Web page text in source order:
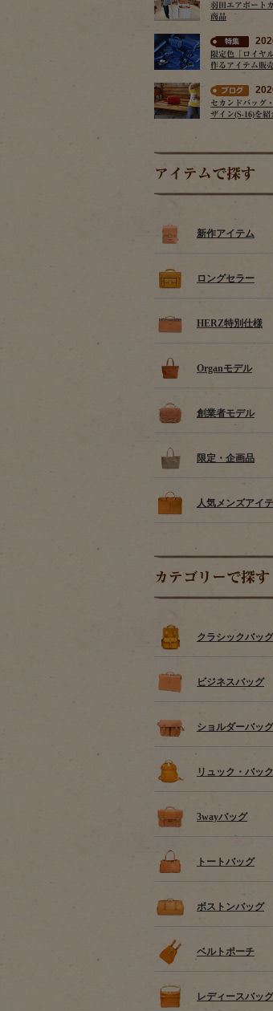
羽田エアポート
商品
限定色「ロイヤ
作るアイテム販
セカンドバッグ
ザイン(S-16)を紹
アイテムで探す
新作アイテム
ロングセラー
HERZ特別仕様
Organモデル
創業者モデル
限定・企画品
人気メンズアイ
カテゴリーで探す
クラシックバッグ
ビジネスバッグ
ショルダーバッグ
リュック・バッ
3wayバッグ
トートバッグ
ボストンバッグ
ベルトポーチ
レディースバッグ